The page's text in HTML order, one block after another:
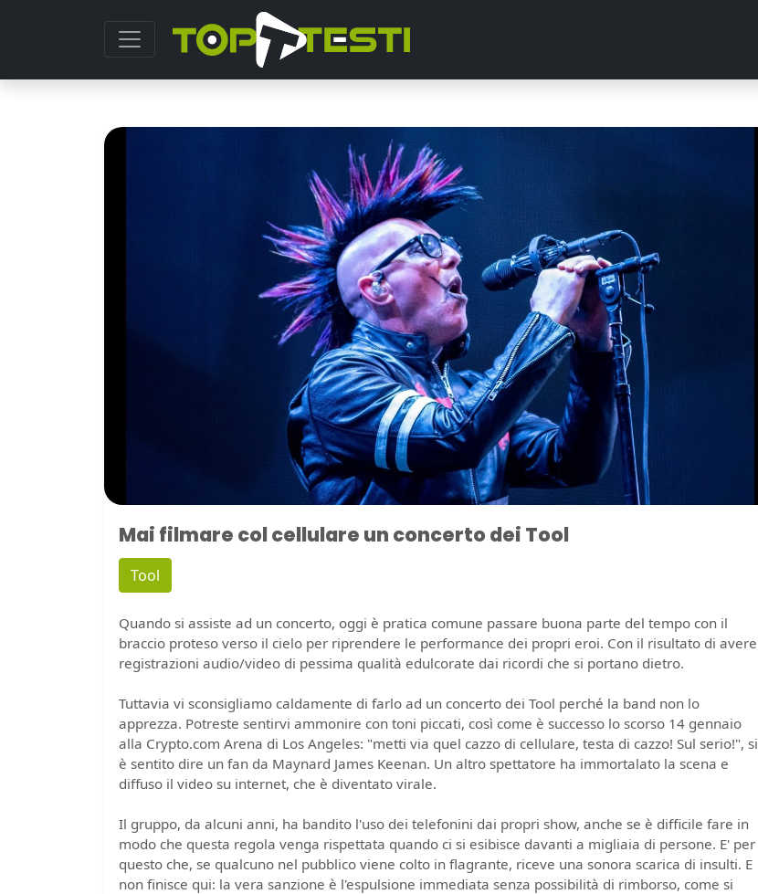
Mai filmare col cellulare un concerto dei Tool
Tool
Quando si assiste ad un concerto, oggi è pratica comune passare buona parte del tempo con il
braccio proteso verso il cielo per riprendere le performance dei propri eroi. Con il risultato di avere
registrazioni audio/video di pessima qualità edulcorate dai ricordi che si portano dietro.
Tuttavia vi sconsigliamo caldamente di farlo ad un concerto dei Tool perché la band non lo
apprezza. Potreste sentirvi ammonire con toni piccati, così come è successo lo scorso 14 gennaio
alla Crypto.com Arena di Los Angeles: "metti via quel cazzo di cellulare, testa di cazzo! Sul serio!", si
è sentito dire un fan da Maynard James Keenan. Un altro spettatore ha immortalato la scena e
diffuso il video su internet, che è diventato virale.
Il gruppo, da alcuni anni, ha bandito l'uso dei telefonini dai propri show, anche se è difficile fare in
modo che questa regola venga rispettata quando ci si esibisce davanti a migliaia di persone. E' per
questo che, se qualcuno nel pubblico viene colto in flagrante, riceve una sonora scarica di insulti. E
non finisce qui: la vera sanzione è l'espulsione immediata senza possibilità di rimborso, come si